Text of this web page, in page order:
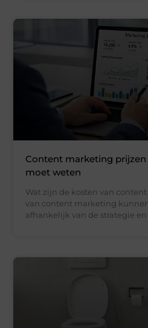
Content marketing
moet weten
Wat zijn de kosten van
van content marketing
afhankelijk van de strategie en